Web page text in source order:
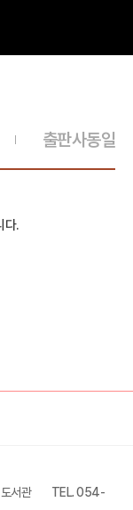
출판사동일
다.
서관
TEL. 054-